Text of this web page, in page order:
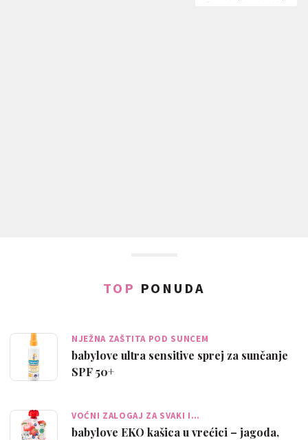
TOP PONUDA
NJEŽNA ZAŠTITA POD SUNCEM
babylove ultra sensitive sprej za sunčanje
SPF 50+
VOĆNI ZALOGAJ ZA SVAKI I…
babylove EKO kašica u vrećici – jagoda,